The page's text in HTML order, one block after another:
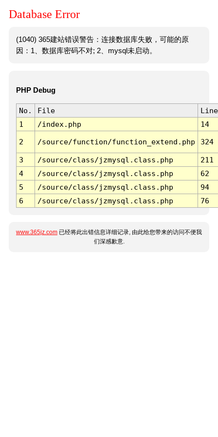
Database Error
(1040) 365建站错误警告：连接数据库失败，可能的原
因：1、数据库密码不对; 2、mysql未启动。
PHP Debug
No. File
Line
1
/index.php 14
2 /source/function/function_extend.php 324
3 /source/class/jzmysql.class.php
211
4
/source/class/jzmysql.class.php
62
5
/source/class/jzmysql.class.php
94
6
/source/class/jzmysql.class.php 76
www.365jz.com 已经将此出错信息详细记录, 由此给您带来的访问不便我
们深感歉意.